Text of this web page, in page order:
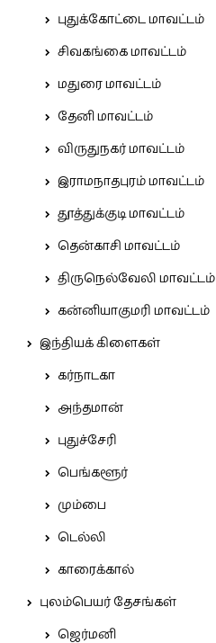
புதுக்கோட்டை மாவட்டம்
சிவகங்கை மாவட்டம்
மதுரை மாவட்டம்
தேனி மாவட்டம்
விருதுநகர் மாவட்டம்
இராமநாதபுரம் மாவட்டம்
தூத்துக்குடி மாவட்டம்
தென்காசி மாவட்டம்
திருநெல்வேலி மாவட்டம்
கன்னியாகுமரி மாவட்டம்
இந்தியக் கிளைகள்
கர்நாடகா
அந்தமான்
புதுச்சேரி
பெங்களூர்
மும்பை
டெல்லி
காரைக்கால்
புலம்பெயர் தேசங்கள்
ஜெர்மனி